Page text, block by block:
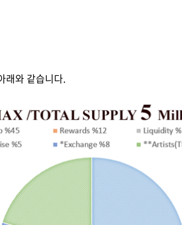
래와 같습니다.